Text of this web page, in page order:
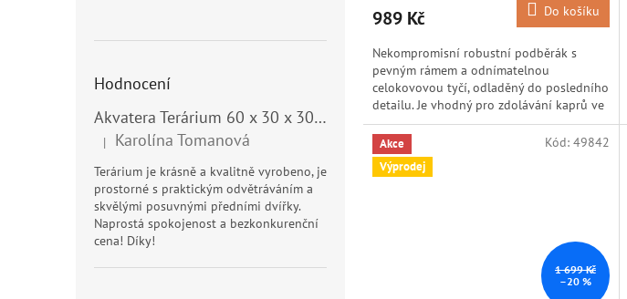
Hodnocení
Akvatera Terárium 60 x 30 x 30 cm, 54 litrů
Hodnocení produktu je 5 z 5 hvězdiček.
| Karolína Tomanová
Terárium je krásně a kvalitně vyrobeno, je
prostorné s praktickým odvětráváním a
skvělými posuvnými předními dvířky.
Naprostá spokojenost a bezkonkurenční
cena! Díky!
989 Kč Do košíku
Nekompromisní robustní podběrák s
pevným rámem a odnímatelnou
celokovovou tyčí, odladěný do posledního
detailu. Je vhodný pro zdolávání kaprů ve
vodní...
Akce
Výprodej
1 699 Kč
–20 %
Kód: 49842